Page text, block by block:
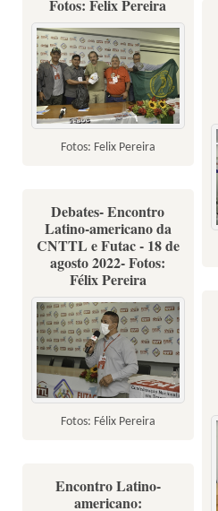
Fotos: Felix Pereira
Fotos: Felix Pereira
Debates- Encontro
Latino-americano da
CNTTL e Futac - 18 de
agosto 2022- Fotos:
Félix Pereira
Fotos: Félix Pereira
Encontro Latino-
americano: